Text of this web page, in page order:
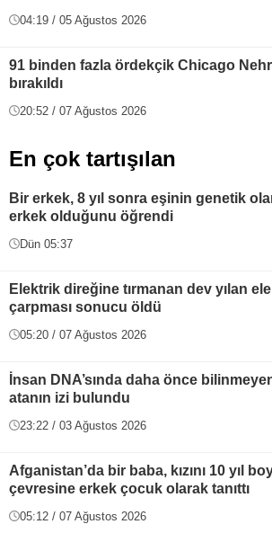
04:19 / 05 Ağustos 2026
91 binden fazla ördekçik Chicago
bırakıldı
20:52 / 07 Ağustos 2026
En çok tartışılan
Bir erkek, 8 yıl sonra eşinin genetik
erkek olduğunu öğrendi
Dün 05:37
Elektrik direğine tırmanan dev yılan
çarpması sonucu öldü
05:20 / 07 Ağustos 2026
İnsan DNA’sında daha önce
atanın izi bulundu
23:22 / 03 Ağustos 2026
Afganistan’da bir baba, kızını 10 yıl
çevresine erkek çocuk olarak tanıttı
05:12 / 07 Ağustos 2026